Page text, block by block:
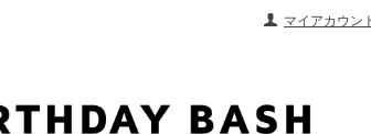
マイアカウン